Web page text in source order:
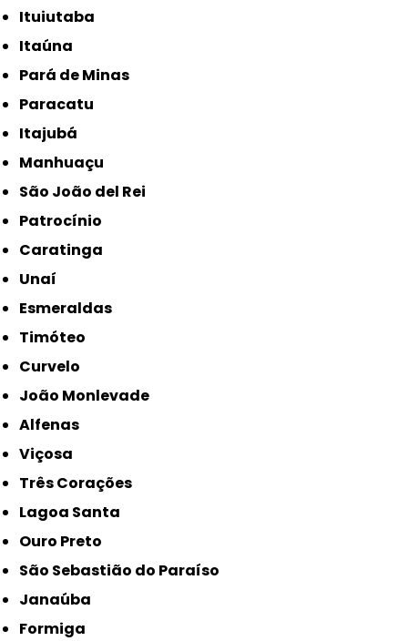
Ituiutaba
Itaúna
Pará de Minas
Paracatu
Itajubá
Manhuaçu
São João del Rei
Patrocínio
Caratinga
Unaí
Esmeraldas
Timóteo
Curvelo
João Monlevade
Alfenas
Viçosa
Três Corações
Lagoa Santa
Ouro Preto
São Sebastião do Paraíso
Janaúba
Formiga